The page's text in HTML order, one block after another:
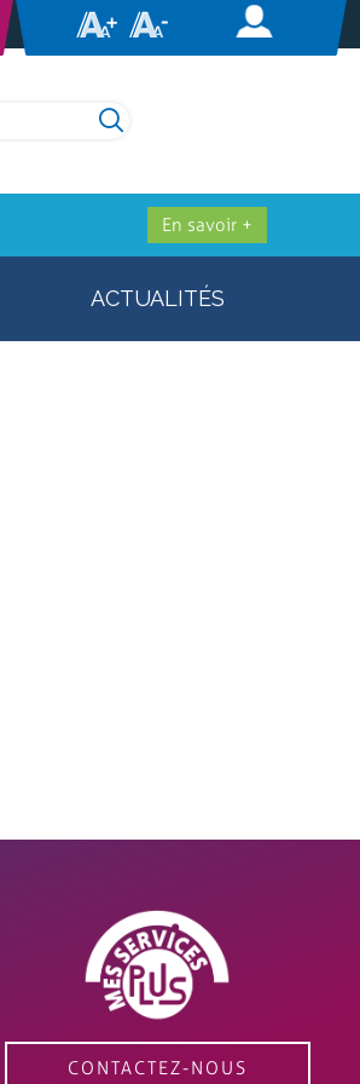
En savoir +
ACTUALITÉS
CONTACTEZ-NOUS